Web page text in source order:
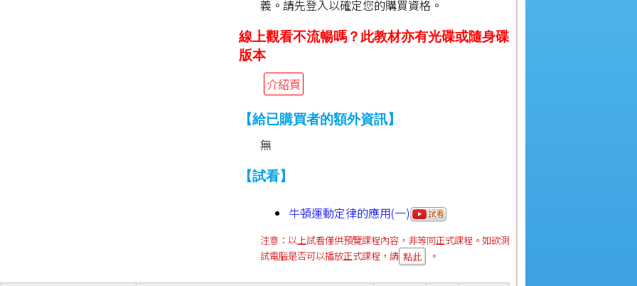
義。請先登入以確定您的購買資格。
線上觀看不流暢嗎？此教材亦有光碟或隨身碟
版本
介紹頁
【給已購買者的額外資訊】
無
【試看】
牛頓運動定律的應用(一)
注意：以上試看僅供預覽課程內容，非等同正式課程。如欲測
試電腦是否可以播放正式課程，請 點此 。